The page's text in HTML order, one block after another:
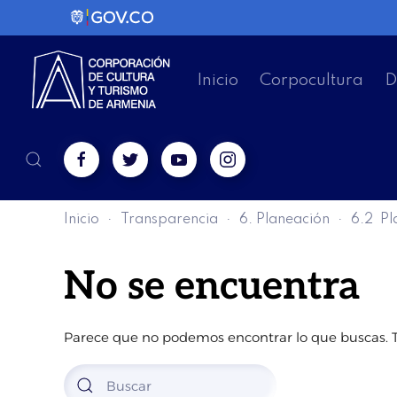
Inicio Corpocultura
Inicio Transparencia 6. Planeación 6.2
No se encuentra
Parece que no podemos encontrar lo que buscas.